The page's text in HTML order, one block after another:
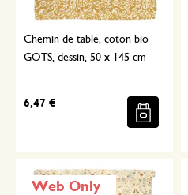
Chemin de table, coton bio
GOTS, dessin, 50 x 145 cm
6,47 €
Web Only